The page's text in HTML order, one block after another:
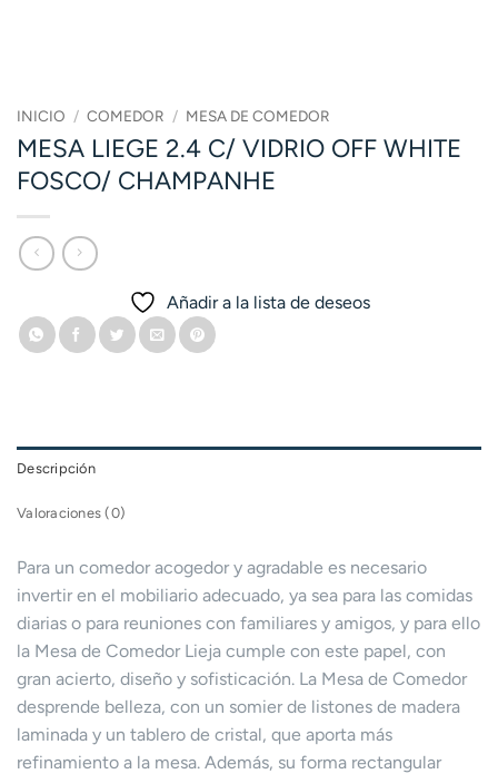
INICIO / COMEDOR / MESA DE COMEDOR
MESA LIEGE 2.4 C/ VIDRIO OFF WHITE
FOSCO/ CHAMPANHE
Añadir a la lista de deseos
Descripción
Valoraciones (0)
Para un comedor acogedor y agradable es necesario
invertir en el mobiliario adecuado, ya sea para las comidas
diarias o para reuniones con familiares y amigos, y para ello
la Mesa de Comedor Lieja cumple con este papel, con
gran acierto, diseño y sofisticación. La Mesa de Comedor
desprende belleza, con un somier de listones de madera
laminada y un tablero de cristal, que aporta más
refinamiento a la mesa. Además, su forma rectangular